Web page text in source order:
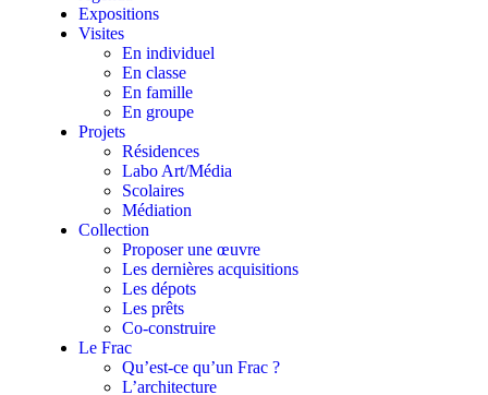
Expositions
Visites
En individuel
En classe
En famille
En groupe
Projets
Résidences
Labo Art/Média
Scolaires
Médiation
Collection
Proposer une œuvre
Les dernières acquisitions
Les dépots
Les prêts
Co-construire
Le Frac
Qu’est-ce qu’un Frac ?
L’architecture